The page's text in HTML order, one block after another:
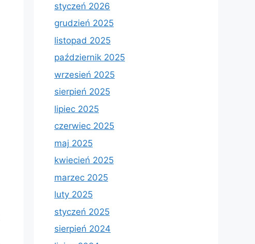
styczeń 2026
grudzień 2025
listopad 2025
październik 2025
wrzesień 2025
sierpień 2025
lipiec 2025
czerwiec 2025
maj 2025
kwiecień 2025
marzec 2025
luty 2025
styczeń 2025
sierpień 2024